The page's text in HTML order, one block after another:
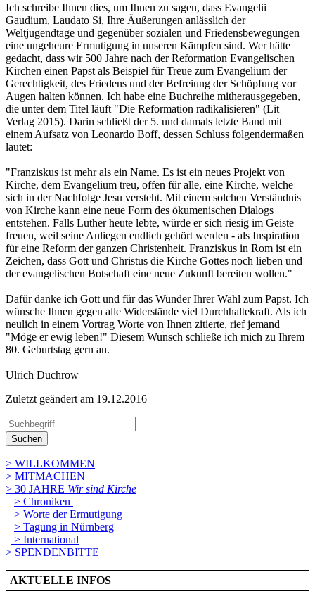
Ich schreibe Ihnen dies, um Ihnen zu sagen, dass Evangelii
Gaudium, Laudato Si, Ihre Äußerungen anlässlich der
Weltjugendtage und gegenüber sozialen und Friedensbewegungen
eine ungeheure Ermutigung in unseren Kämpfen sind. Wer hätte
gedacht, dass wir 500 Jahre nach der Reformation Evangelischen
Kirchen einen Papst als Beispiel für Treue zum Evangelium der
Gerechtigkeit, des Friedens und der Befreiung der Schöpfung vor
Augen halten können. Ich habe eine Buchreihe mitherausgegeben,
die unter dem Titel läuft "Die Reformation radikalisieren" (Lit
Verlag 2015). Darin schließt der 5. und damals letzte Band mit
einem Aufsatz von Leonardo Boff, dessen Schluss folgendermaßen
lautet:
"Franziskus ist mehr als ein Name. Es ist ein neues Projekt von
Kirche, dem Evangelium treu, offen für alle, eine Kirche, welche
sich in der Nachfolge Jesu versteht. Mit einem solchen Verständnis
von Kirche kann eine neue Form des ökumenischen Dialogs
entstehen. Falls Luther heute lebte, würde er sich riesig im Geiste
freuen, weil seine Anliegen endlich gehört werden - als Inspiration
für eine Reform der ganzen Christenheit. Franziskus in Rom ist ein
Zeichen, dass Gott und Christus die Kirche Gottes noch lieben und
der evangelischen Botschaft eine neue Zukunft bereiten wollen."
Dafür danke ich Gott und für das Wunder Ihrer Wahl zum Papst. Ich
wünsche Ihnen gegen alle Widerstände viel Durchhaltekraft. Als ich
neulich in einem Vortrag Worte von Ihnen zitierte, rief jemand
"Möge er ewig leben!" Diesem Wunsch schließe ich mich zu Ihrem
80. Geburtstag gern an.
Ulrich Duchrow
Zuletzt geändert am 19­.12.2016
Suchen
> WILLKOMMEN
> MITMACHEN
> 30 JAHRE Wir sind Kirche
> Chroniken
> Worte der Ermutigung
> Tagung in Nürnberg
> International
> SPENDENBITTE
AKTUELLE INFOS